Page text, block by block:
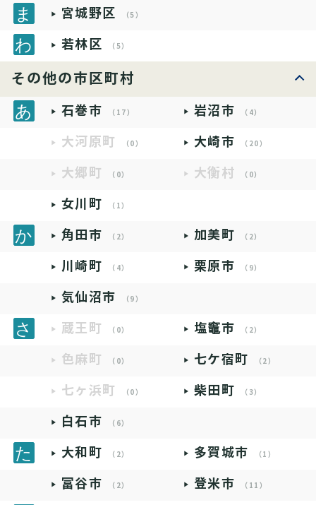
宮城野区 （5）
若林区 （5）
その他の市区町村
石巻市 （17） 岩沼市 （4）
大河原町 （0） 大崎市 （20）
大郷町 （0） 大衡村 （0）
女川町 （1）
角田市 （2） 加美町 （2）
川崎町 （4） 栗原市 （9）
気仙沼市 （9）
蔵王町 （0） 塩竈市 （2）
色麻町 （0） 七ケ宿町 （2）
七ヶ浜町 （0） 柴田町 （3）
白石市 （6）
大和町 （2） 多賀城市 （1）
富谷市 （2） 登米市 （11）